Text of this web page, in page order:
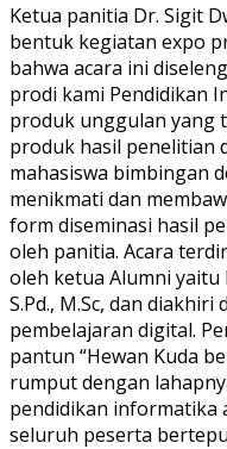
Ketua panitia Dr. Sigit
bentuk kegiatan expo
bahwa acara ini
prodi kami Pendidikan
produk unggulan yang
produk hasil penelitian
mahasiswa bimbingan
menikmati dan
form diseminasi hasil
oleh panitia. Acara
oleh ketua Alumni
S.Pd., M.Sc, dan
pembelajaran digital.
pantun “Hewan Kuda
rumput dengan
pendidikan informatika
seluruh peserta